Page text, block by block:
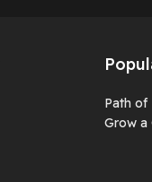
Path of
Grow a